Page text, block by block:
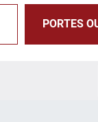
PORTES